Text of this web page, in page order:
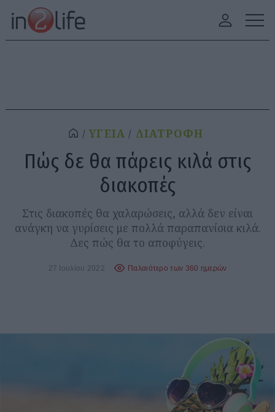
ΥΓΕΙΑ ΔΙΑΤΡΟΦΗ
Πώς δε θα πάρεις κιλά στις
διακοπές
Στις διακοπές θα χαλαρώσεις, αλλά δεν είναι
ανάγκη να γυρίσεις με πολλά παραπανίσια κιλά.
Δες πώς θα το αποφύγεις.
27 Ιουλίου 2022 Παλαιότερο των 360 ημερών